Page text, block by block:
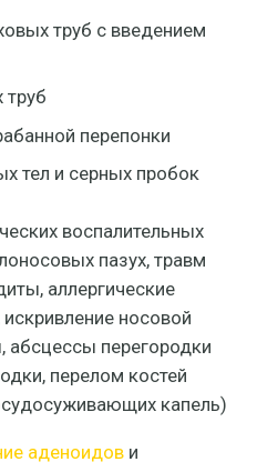
труб с введением
труб
перепонки
тел и серных пробок
воспалительных
пазух, травм
аллергические
носовой
абсцессы перегородки
перелом костей
капель)
аденоидов и